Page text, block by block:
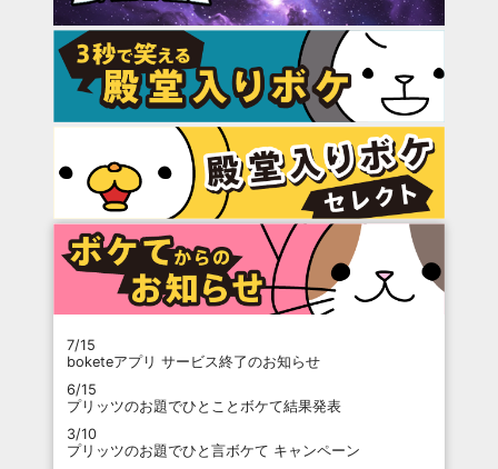
7/15
boketeアプリ サービス終了のお知らせ
6/15
プリッツのお題でひとことボケて結果発表
3/10
プリッツのお題でひと言ボケて キャンペーン